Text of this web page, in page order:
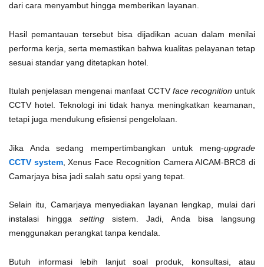
dari cara menyambut hingga memberikan layanan.
Hasil pemantauan tersebut bisa dijadikan acuan dalam menilai
performa kerja, serta memastikan bahwa kualitas pelayanan tetap
sesuai standar yang ditetapkan hotel.
Itulah penjelasan mengenai manfaat CCTV face recognition untuk
CCTV hotel. Teknologi ini tidak hanya meningkatkan keamanan,
tetapi juga mendukung efisiensi pengelolaan.
Jika Anda sedang mempertimbangkan untuk meng-upgrade
CCTV system, Xenus Face Recognition Camera AICAM-BRC8 di
Camarjaya bisa jadi salah satu opsi yang tepat.
Selain itu, Camarjaya menyediakan layanan lengkap, mulai dari
instalasi hingga setting sistem. Jadi, Anda bisa langsung
menggunakan perangkat tanpa kendala.
Butuh informasi lebih lanjut soal produk, konsultasi, atau